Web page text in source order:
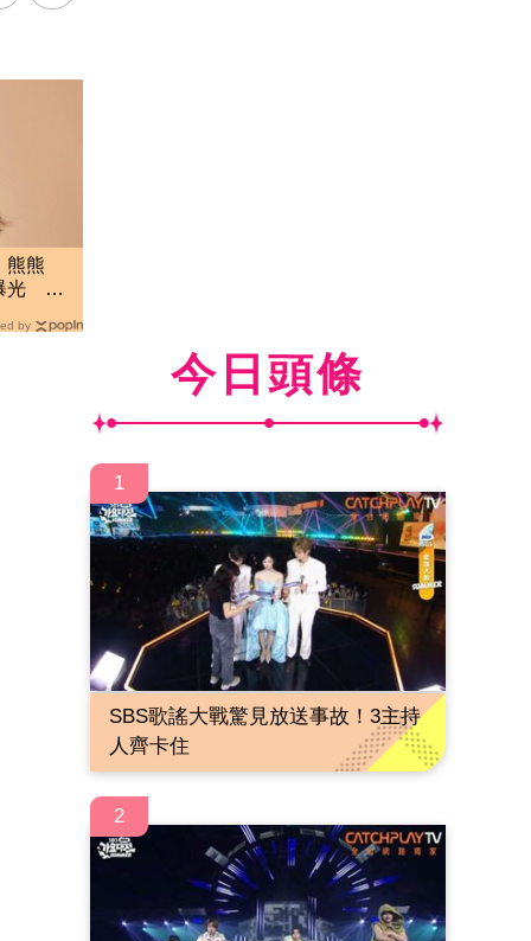
熊熊
光 直
by
今日頭條
1
SBS歌謠大戰驚見放送事故！3主持
人齊卡住
2